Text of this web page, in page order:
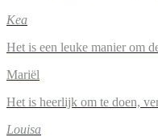
Kea
Het is een leuke manier om
Mariël
Het is heerlijk om te doen,
Louisa